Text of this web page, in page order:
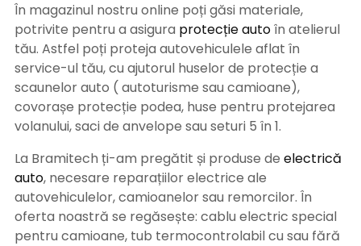
În magazinul nostru online poți găsi materiale,
potrivite pentru a asigura protecție autoîn atelierul
tău. Astfel poți proteja autovehiculele aflat în
service-ul tău, cu ajutorul huselor de protecție a
scaunelor auto ( autoturisme sau camioane),
covorașe protecție podea, huse pentru protejarea
volanului, saci de anvelope sau seturi 5 în 1.
La Bramitech ți-am pregătit și produse de electrică
auto, necesare reparațiilor electrice ale
autovehiculelor, camioanelor sau remorcilor. În
oferta noastră se regăsește: cablu electric special
pentru camioane, tub termocontrolabil cu sau fără